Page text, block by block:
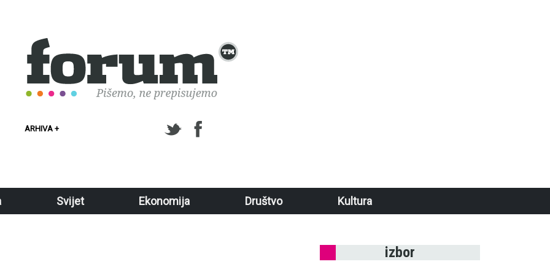
ARHIVA +
Svijet Ekonomija Društvo Kultura
izbor